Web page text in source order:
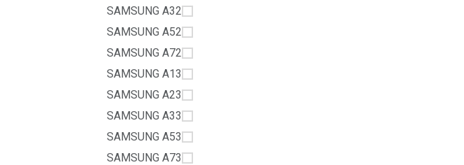
SAMSUNG A32
SAMSUNG A52
SAMSUNG A72
SAMSUNG A13
SAMSUNG A23
SAMSUNG A33
SAMSUNG A53
SAMSUNG A73